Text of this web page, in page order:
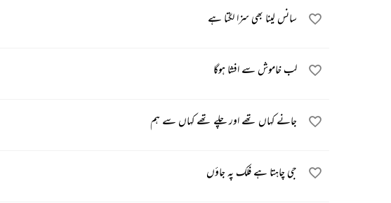
سانس لینا بھی سزا لگتا ہے
لب خاموش سے افشا ہوگا
جانے کہاں تھے اور چلے تھے کہاں سے ہم
جی چاہتا ہے فلک پہ جاؤں